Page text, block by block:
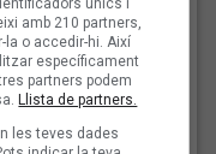
amb 210 partners,
o accedir-hi. Així
específicament
partners podem
Llista de partners.
les teves dades